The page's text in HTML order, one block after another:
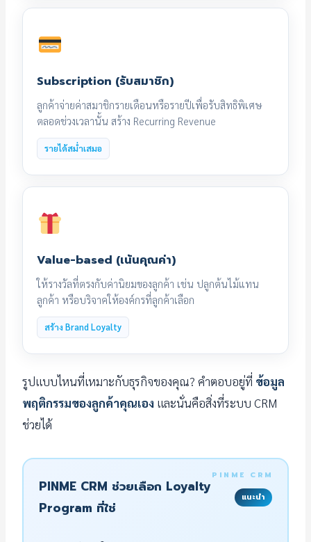
Subscription (รับสมาชิก)
ลูกค้าจ่ายค่าสมาชิกรายเดือนหรือรายปีเพื่อรับสิทธิพิเศษ
ตลอดช่วงเวลานั้น สร้าง Recurring Revenue
รายได้สม่ำเสมอ
Value-based (เน้นคุณค่า)
ให้รางวัลที่ตรงกับค่านิยมของลูกค้า เช่น ปลูกต้นไม้แทน
ลูกค้า หรือบริจาคให้องค์กรที่ลูกค้าเลือก
สร้าง Brand Loyalty
รูปแบบไหนที่เหมาะกับธุรกิจของคุณ? คำตอบอยู่ที่ ข้อมูล
พฤติกรรมของลูกค้าคุณเอง และนั่นคือสิ่งที่ระบบ CRM
ช่วยได้
PINME CRM ช่วยเลือก Loyalty
Program ที่ใช่
แนะนำ